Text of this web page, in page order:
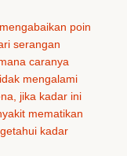
poin
serangan
caranya
mengalami
jika kadar ini
mematikan
kadar